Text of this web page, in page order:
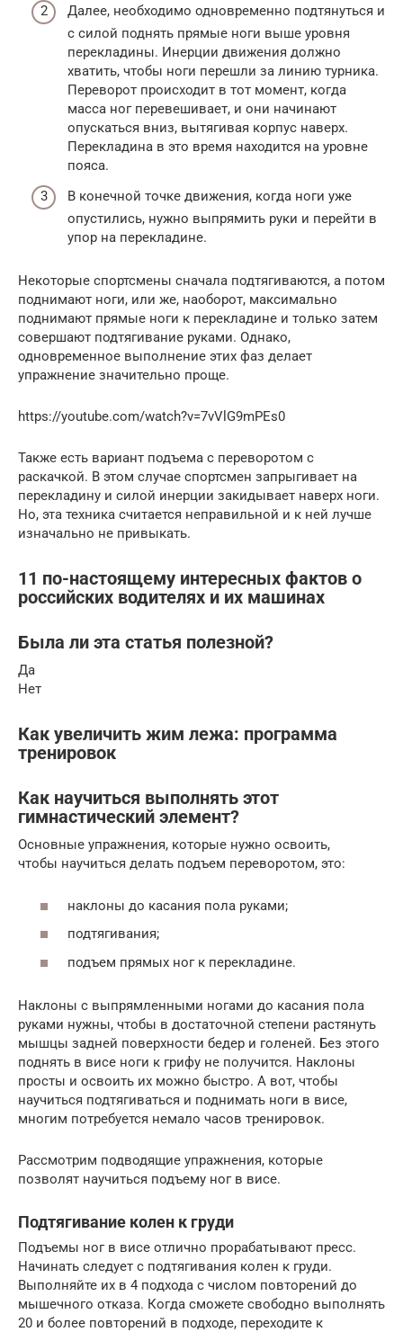
Далее, необходимо одновременно подтянуться и
с силой поднять прямые ноги выше уровня
перекладины. Инерции движения должно
хватить, чтобы ноги перешли за линию турника.
Переворот происходит в тот момент, когда
масса ног перевешивает, и они начинают
опускаться вниз, вытягивая корпус наверх.
Перекладина в это время находится на уровне
пояса.
В конечной точке движения, когда ноги уже
опустились, нужно выпрямить руки и перейти в
упор на перекладине.
Некоторые спортсмены сначала подтягиваются, а потом
поднимают ноги, или же, наоборот, максимально
поднимают прямые ноги к перекладине и только затем
совершают подтягивание руками. Однако,
одновременное выполнение этих фаз делает
упражнение значительно проще.
https://youtube.com/watch?v=7vVlG9mPEs0
Также есть вариант подъема с переворотом с
раскачкой. В этом случае спортсмен запрыгивает на
перекладину и силой инерции закидывает наверх ноги.
Но, эта техника считается неправильной и к ней лучше
изначально не привыкать.
11 по-настоящему интересных фактов о
российских водителях и их машинах
Была ли эта статья полезной?
Да
Нет
Как увеличить жим лежа: программа
тренировок
Как научиться выполнять этот
гимнастический элемент?
Основные упражнения, которые нужно освоить,
чтобы научиться делать подъем переворотом, это:
наклоны до касания пола руками;
подтягивания;
подъем прямых ног к перекладине.
Наклоны с выпрямленными ногами до касания пола
руками нужны, чтобы в достаточной степени растянуть
мышцы задней поверхности бедер и голеней. Без этого
поднять в висе ноги к грифу не получится. Наклоны
просты и освоить их можно быстро. А вот, чтобы
научиться подтягиваться и поднимать ноги в висе,
многим потребуется немало часов тренировок.
Рассмотрим подводящие упражнения, которые
позволят научиться подъему ног в висе.
Подтягивание колен к груди
Подъемы ног в висе отлично прорабатывают пресс.
Начинать следует с подтягивания колен к груди.
Выполняйте их в 4 подхода с числом повторений до
мышечного отказа. Когда сможете свободно выполнять
20 и более повторений в подходе, переходите к